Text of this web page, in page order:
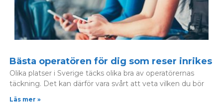
Bästa operatören för dig som reser inrikes
Olika platser i Sverige täcks olika bra av operatörernas
täckning. Det kan därför vara svårt att veta vilken du bör
Läs mer »